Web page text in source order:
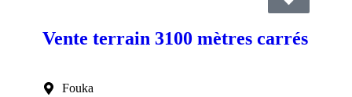
Vente terrain 3100 mètres carrés
Fouka